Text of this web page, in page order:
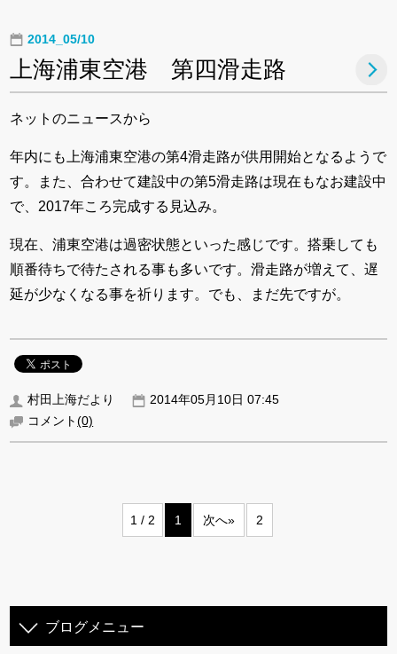
2014_05/10
上海浦東空港 第四滑走路
ネットのニュースから
年内にも上海浦東空港の第4滑走路が供用開始となるようで
す。また、合わせて建設中の第5滑走路は現在もなお建設中
で、2017年ころ完成する見込み。
現在、浦東空港は過密状態といった感じです。搭乗しても
順番待ちで待たされる事も多いです。滑走路が増えて、遅
延が少なくなる事を祈ります。でも、まだ先ですが。
村田上海だより
2014年05月10日 07:45
コメント(0)
1 / 2 1 次へ» 2
ブログメニュー